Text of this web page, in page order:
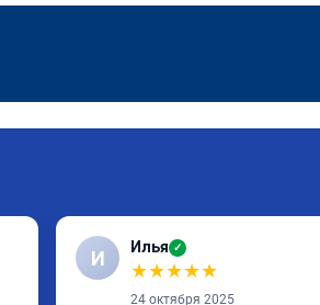
И Илья ✓
★★★★★
24 октября 2025